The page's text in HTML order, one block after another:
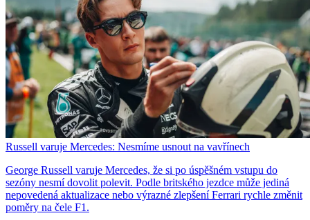
Russell varuje Mercedes: Nesmíme usnout na vavřínech
George Russell varuje Mercedes, že si po úspěšném vstupu do
sezóny nesmí dovolit polevit. Podle britského jezdce může jediná
nepovedená aktualizace nebo výrazné zlepšení Ferrari rychle změnit
poměry na čele F1.